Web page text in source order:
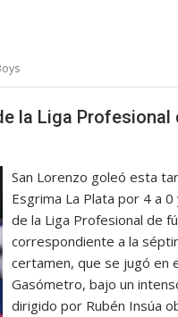
la Liga Profesional
San Lorenzo goleó esta
Esgrima La Plata por 4 a
de la Liga Profesional de
correspondiente a la
certamen, que se jugó en
Gasómetro, bajo un
dirigido por Rubén Insúa